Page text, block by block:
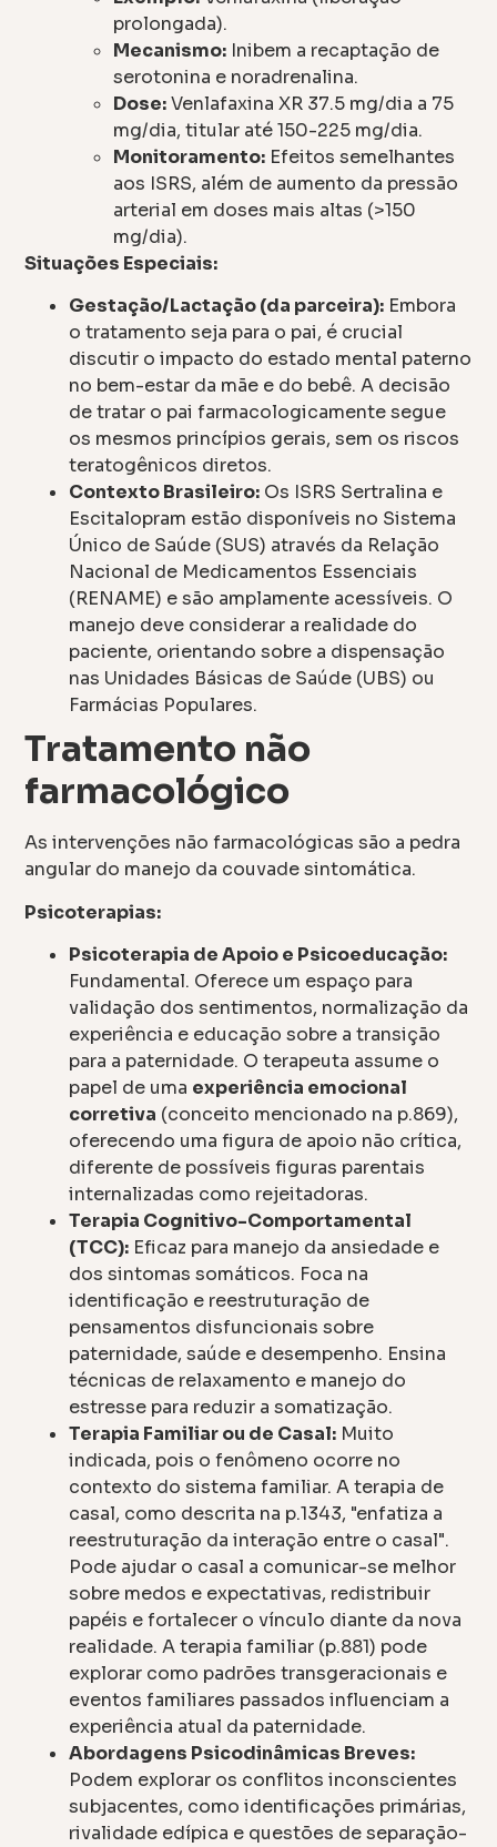
prolongada).
Mecanismo: Inibem a recaptação de
serotonina e noradrenalina.
Dose:Venlafaxina XR 37.5 mg/dia a 75
mg/dia, titular até 150-225 mg/dia.
Monitoramento: Efeitos semelhantes
aos ISRS, além de aumento da pressão
arterial em doses mais altas (>150
mg/dia).
Situações Especiais:
Gestação/Lactação (da parceira): Embora
o tratamento seja para o pai, é crucial
discutir o impacto do estado mental paterno
no bem-estar da mãe e do bebê. A decisão
de tratar o pai farmacologicamente segue
os mesmos princípios gerais, sem os riscos
teratogênicos diretos.
Contexto Brasileiro: Os ISRS Sertralina e
Escitalopram estão disponíveis no Sistema
Único de Saúde (SUS) através da Relação
Nacional de Medicamentos Essenciais
(RENAME) e são amplamente acessíveis. O
manejo deve considerar a realidade do
paciente, orientando sobre a dispensação
nas Unidades Básicas de Saúde (UBS) ou
Farmácias Populares.
Tratamento não
farmacológico
As intervenções não farmacológicas são a pedra
angular do manejo da couvade sintomática.
Psicoterapias:
Psicoterapia de Apoio e Psicoeducação:
Fundamental. Oferece um espaço para
validação dos sentimentos, normalização da
experiência e educação sobre a transição
para a paternidade. O terapeuta assume o
papel de uma experiência emocional
corretiva (conceito mencionado na p.869),
oferecendo uma figura de apoio não crítica,
diferente de possíveis figuras parentais
internalizadas como rejeitadoras.
Terapia Cognitivo-Comportamental
(TCC): Eficaz para manejo da ansiedade e
dos sintomas somáticos. Foca na
identificação e reestruturação de
pensamentos disfuncionais sobre
paternidade, saúde e desempenho. Ensina
técnicas de relaxamento e manejo do
estresse para reduzir a somatização.
Terapia Familiar ou de Casal: Muito
indicada, pois o fenômeno ocorre no
contexto do sistema familiar. A terapia de
casal, como descrita na p.1343, "enfatiza a
reestruturação da interação entre o casal".
Pode ajudar o casal a comunicar-se melhor
sobre medos e expectativas, redistribuir
papéis e fortalecer o vínculo diante da nova
realidade. A terapia familiar (p.881) pode
explorar como padrões transgeracionais e
eventos familiares passados influenciam a
experiência atual da paternidade.
Abordagens Psicodinâmicas Breves:
Podem explorar os conflitos inconscientes
subjacentes, como identificações primárias,
rivalidade edípica e questões de separação-